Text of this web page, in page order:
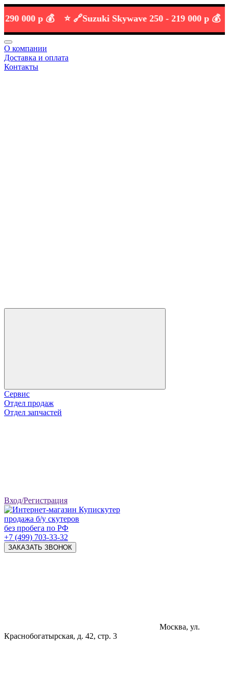
р 💰 ⭐️ 🔗 Suzuki Skywave 250 -219 000 р 💰
О компании
Доставка и оплата
Контакты
Сервис
Отдел продаж
Отдел запчастей
Вход/Регистрация
продажа б/у скутеров
без пробега по РФ
+7 (499) 703-33-32
ЗАКАЗАТЬ ЗВОНОК
Москва, ул.
Краснобогатырская, д. 42, стр. 3